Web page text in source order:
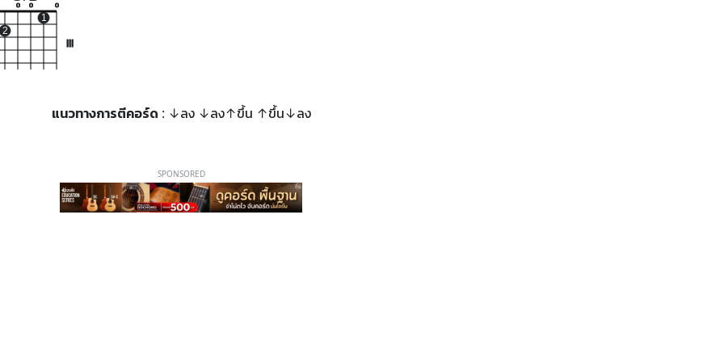
2
o o
1
o
แนวทางการตีคอร์ด : ↓ลง ↓ลง↑ขึ้น ↑ขึ้น↓ลง
SPONSORED